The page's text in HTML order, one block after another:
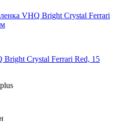
Bright Crystal Ferrari Red, 15